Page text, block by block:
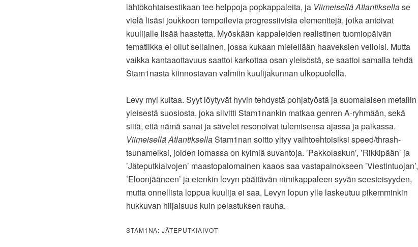
lähtökohtaisestikaan tee helppoja popkappaleita, ja Viimeisellä Atlantiksellase
vielä lisäsi joukkoon tempoilevia progressiivisia elementtejä, jotka antoivat
kuulijalle lisää haastetta. Myöskään kappaleiden realistinen tuomiopäivän
tematiikka ei ollut sellainen, jossa kukaan mielellään haaveksien velloisi. Mutta
vaikka kantaaottavuus saattoi karkottaa osan yleisöstä, se saattoi samalla tehdä
Stam1nasta kiinnostavan valmiin kuulijakunnan ulkopuolella.
Levy myi kultaa. Syyt löytyvät hyvin tehdystä pohjatyöstä ja suomalaisen metallin
yleisestä suosiosta, joka siivitti Stam1nankin matkaa genren A-ryhmään, sekä
siitä, että nämä sanat ja sävelet resonoivat tulemisensa ajassa ja paikassa.
Viimeisellä AtlantiksellaStam1nan soitto yltyy vaihtoehtoisiksi speed/thrash-
tsunameiksi, joiden lomassa on kylmiä suvantoja. ’Pakkolaskun’, ’Rikkipään’ ja
’Jäteputkiaivojen’ maastopalomainen kaaos saa vastapainokseen ’Viestintuojan’,
’Eloonjääneen’ ja etenkin levyn päättävän nimikappaleen syvän seesteisyyden,
mutta onnellista loppua kuulija ei saa. Levyn lopun ylle laskeutuu pikemminkin
hukkuvan hiljaisuus kuin pelastuksen rauha.
STAM1NA: JÄTEPUTKIAIVOT